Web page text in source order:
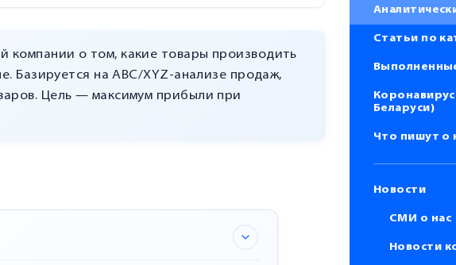
о том, какие товары производить
Базируется на ABC/XYZ-анализе продаж,
Цель — максимум прибыли при
Статьи по
Беларуси)
Что пишут о
Новости
СМИ о нас
Новости